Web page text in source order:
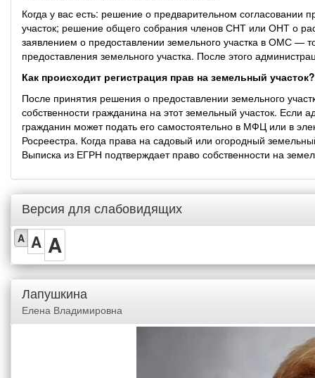
Когда у вас есть: решение о предварительном согласовании
участок; решение общего собрания членов СНТ или ОНТ о
заявлением о предоставлении земельного участка в ОМС —
предоставления земельного участка. После этого
Как происходит регистрация прав на земельный участок?
После принятия решения о предоставлении земельного
собственности гражданина на этот земельный участок.
гражданин может подать его самостоятельно в МФЦ или в
Росреестра. Когда права на садовый или огородный
Выписка из ЕГРН подтверждает право собственности на
Версия для слабовидящих
A A A
Лапушкина
Елена Владимировна